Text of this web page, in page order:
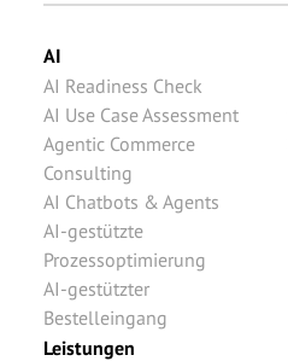
AI
AI Readiness Check
AI Use Case Assessment
Agentic Commerce
Consulting
AI Chatbots & Agents
AI-gestützte
Prozessoptimierung
AI-gestützter
Bestelleingang
Leistungen